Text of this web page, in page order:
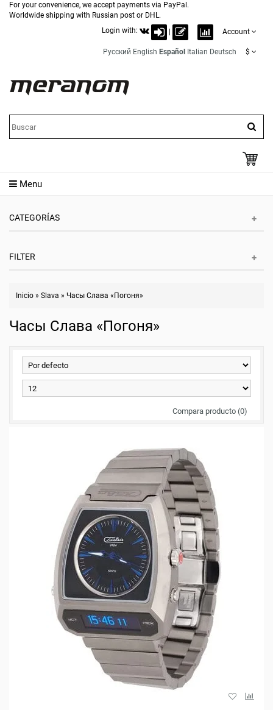
For your convenience, we accept payments via PayPal.
Worldwide shipping with Russian post or DHL.
Login with:
Account
Русский English Español Italian Deutsch $
Menu
CATEGORÍAS
FILTER
Inicio » Slava » Часы Слава «Погоня»
Часы Слава «Погоня»
Compara producto (0)